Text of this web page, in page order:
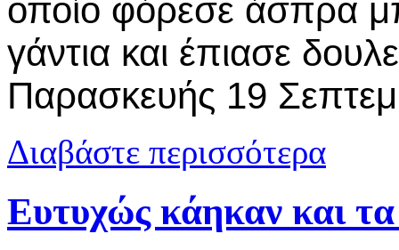
οποίο φόρεσε άσπρα
γάντια και έπιασε
Παρασκευής 19
Διαβάστε περισσότερα
Ευτυχώς κάηκαν και τα